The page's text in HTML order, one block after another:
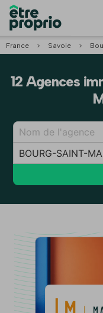
France > Savoie >
12 Agences